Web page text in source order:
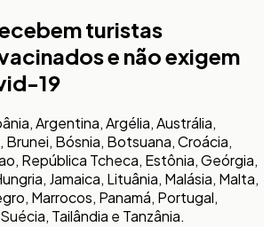
turistas
e não exigem
19
Argentina, Argélia, Austrália,
Brunei, Bósnia, Botsuana, Croácia,
República Tcheca, Estônia, Geórgia,
Jamaica, Lituânia, Malásia, Malta,
Marrocos, Panamá, Portugal,
Tailândia e Tanzânia.